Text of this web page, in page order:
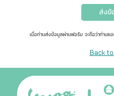
ส่งข้
เมื่อท่านส่งข้อมูลผ่านฟอร์ม จะถือว่าท่านย
Back